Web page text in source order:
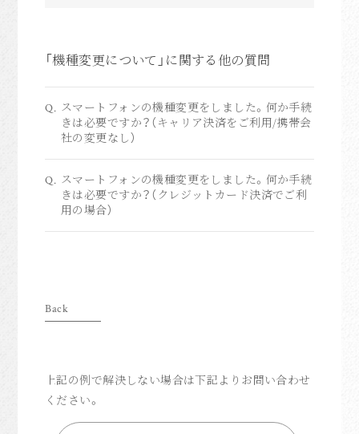
「機種変更について」に関する他の質問
Q. スマートフォンの機種変更をしました。何か手続
きは必要ですか？（キャリア決済をご利用/携帯会
社の変更なし）
Q. スマートフォンの機種変更をしました。何か手続
きは必要ですか？（クレジットカード決済でご利
用の場合）
上記の例で解決しない場合は下記よりお問い合わせ
ください。